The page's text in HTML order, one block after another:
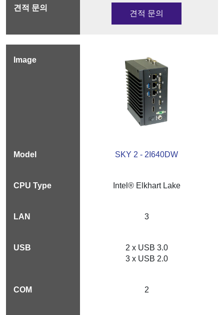
견적 문의
SKY 2 - 2I640DW
Intel® Elkhart Lake
3
2 x USB 3.0
3 x USB 2.0
2